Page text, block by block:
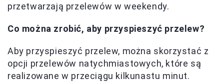
przetwarzają przelewów w weekendy.
Co można zrobić, aby przyspieszyć przelew?
Aby przyspieszyć przelew, można skorzystać z
opcji przelewów natychmiastowych, które są
realizowane w przeciągu kilkunastu minut.